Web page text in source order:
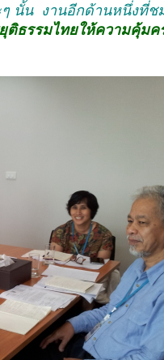
ๆ นั้น งานอีกด้านหนึ่งที่
ติธรรมไทยให้ความคุ้ม